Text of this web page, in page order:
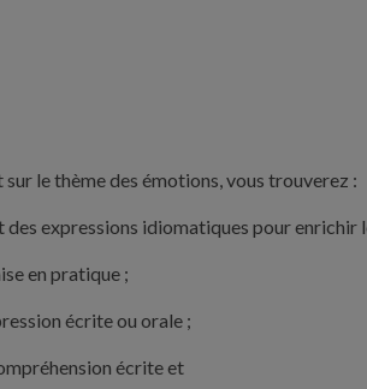
sur le thème des émotions, vous trouverez :
des expressions idiomatiques pour enrichir
en pratique ;
écrite ou orale ;
écriteet